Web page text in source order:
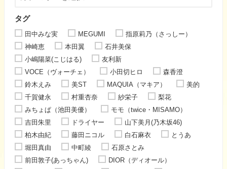
タグ
田中みな実 MEGUMI
指原莉乃（さっしー）
神崎恵
本田翼
石井美保
小嶋陽菜(こじはる)
友利新
VOCE（ヴォーチェ）
小田切ヒロ
森香澄
鈴木えみ
美ST MAQUIA（マキア）
美的
千賀健永
村重杏奈 紗栄子
梨花
みちょぱ（池田美優）
モモ（twice・MISAMO）
吉田朱里
ドライヤー
山下美月(乃木坂46)
柏木由紀
藤田ニコル 白石麻衣
とうあ
堀田真由
中町綾
石原さとみ
前田敦子(あっちゃん)
DIOR（ディオール）